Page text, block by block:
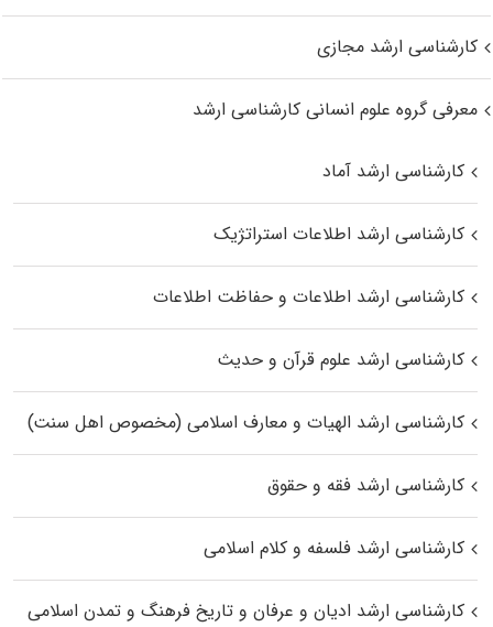
کارشناسی ارشد مجازی
معرفی گروه علوم انسانی کارشناسی ارشد
کارشناسی ارشد آماد
کارشناسی ارشد اطلاعات استراتژیک
کارشناسی ارشد اطلاعات و حفاظت اطلاعات
کارشناسی ارشد علوم قرآن و حدیث
کارشناسی ارشد الهیات و معارف اسلامی (مخصوص اهل سنت)
کارشناسی ارشد فقه و حقوق
کارشناسی ارشد فلسفه و کلام اسلامی
کارشناسی ارشد ادیان و عرفان و تاریخ فرهنگ و تمدن اسلامی